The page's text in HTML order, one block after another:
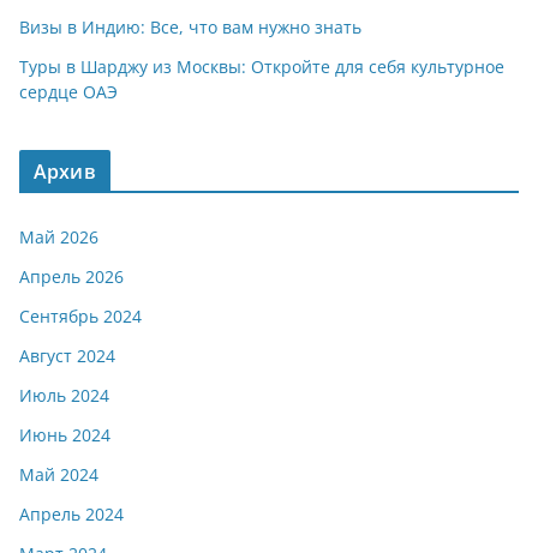
Визы в Индию: Все, что вам нужно знать
Туры в Шарджу из Москвы: Откройте для себя культурное
сердце ОАЭ
Архив
Май 2026
Апрель 2026
Сентябрь 2024
Август 2024
Июль 2024
Июнь 2024
Май 2024
Апрель 2024